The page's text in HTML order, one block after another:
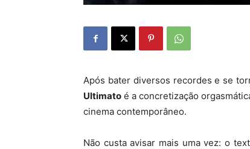
Após bater diversos recordes e se
Ultimato é a concretização
cinema contemporâneo.
Não custa avisar mais uma vez: o